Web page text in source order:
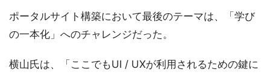
ポータルサイト構築において最後のテーマは、「学び
の一本化」へのチャレンジだった。
横山氏は、「ここでもUI / UXが利用されるための鍵に